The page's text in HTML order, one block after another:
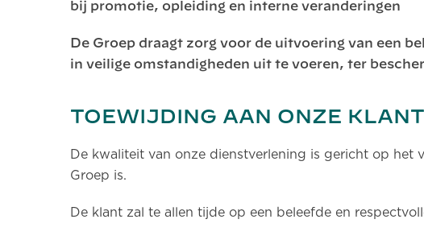
bij promotie, opleiding en interne veranderingen
De Groep draagt zorg voor de uitvoering van een
in veilige omstandigheden uit te voeren, ter
TOEWIJDING AAN ONZE
De kwaliteit van onze dienstverlening is gericht op
Groep is.
De klant zal te allen tijde op een beleefde en